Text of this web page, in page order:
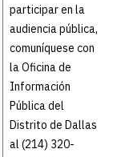
participar en la
audiencia pública,
comuníquese con
la Oficina de
Información
Pública del
Distrito de Dallas
al (214) 320-